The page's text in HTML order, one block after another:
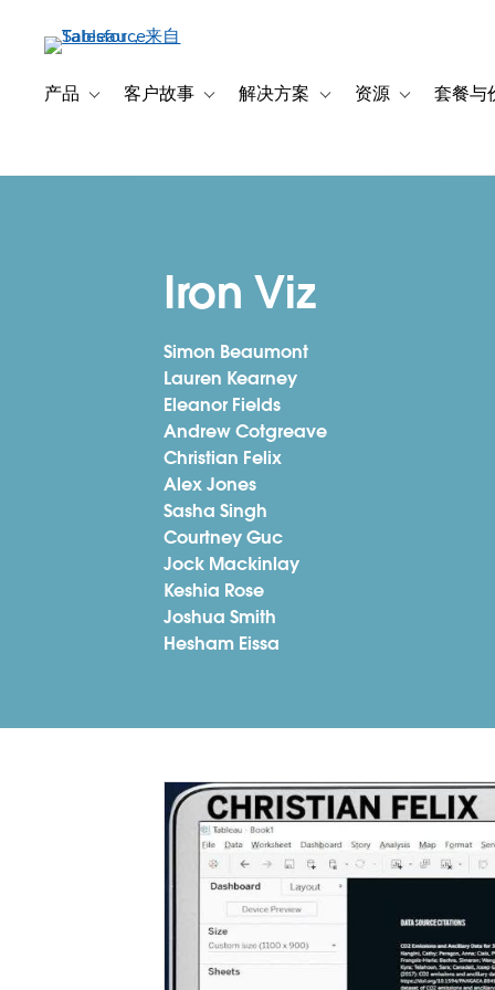
容
产品 Toggle sub-navigation for 产品
客户故事 Toggle sub-navigation for 客户故事
解决方案 Toggle sub-navigation for
资源 Toggle sub-
套餐与
Iron Viz
Simon Beaumont
Lauren Kearney
Eleanor Fields
Andrew Cotgreave
Christian Felix
Alex Jones
Sasha Singh
Courtney Guc
Jock Mackinlay
Keshia Rose
Joshua Smith
Hesham Eissa